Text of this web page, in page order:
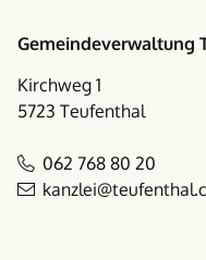
Gemeindeverwaltung
Kirchweg 1
5723 Teufenthal
062 768 80 20